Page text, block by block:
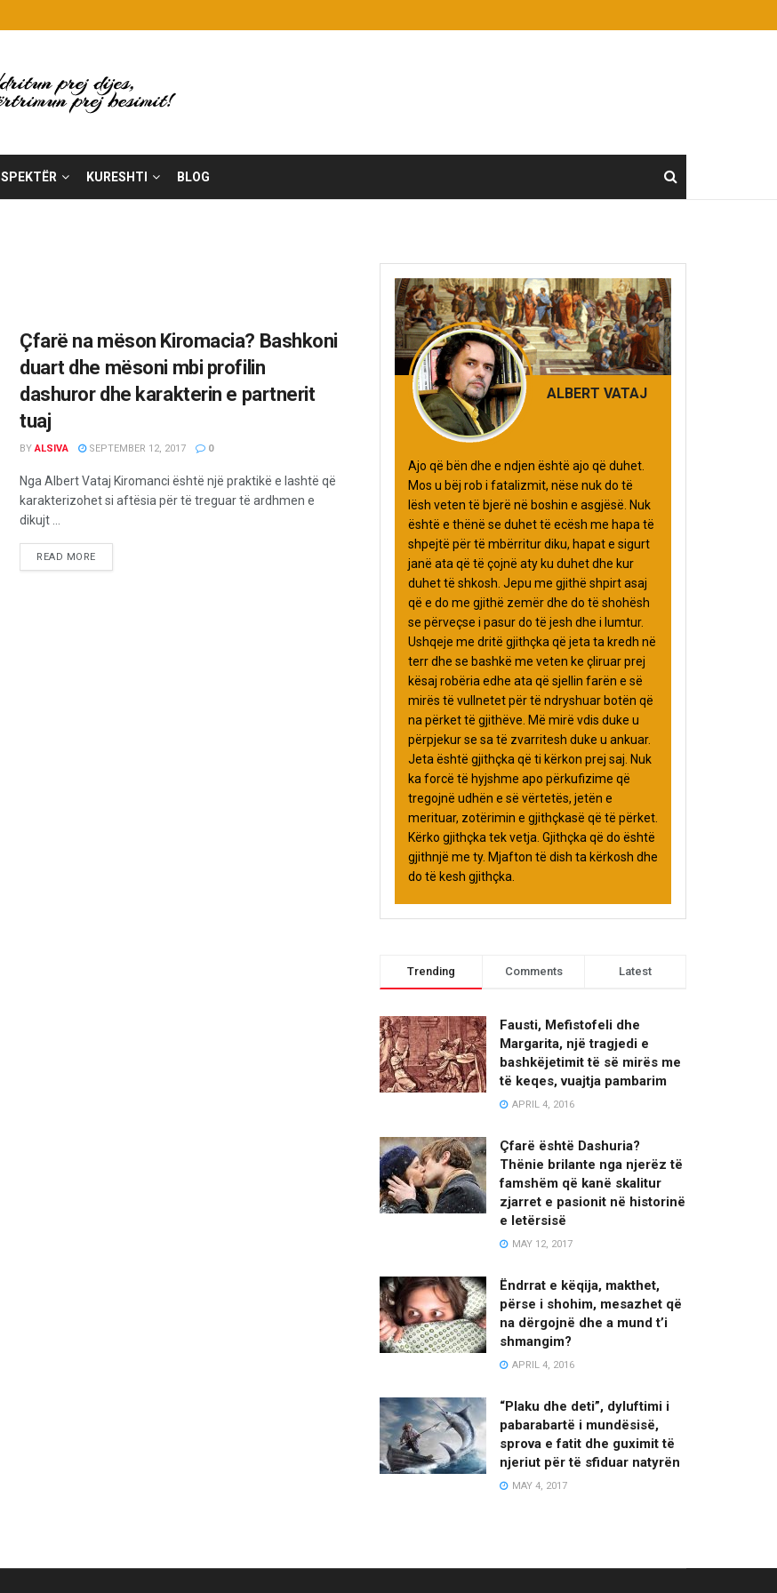
SPEKTËR KURESHTI BLOG
Çfarë na mëson Kiromacia? Bashkoni
duart dhe mësoni mbi profilin
dashuror dhe karakterin e partnerit
tuaj
BY ALSIVA SEPTEMBER 12, 2017 0
Nga Albert Vataj Kiromanci është një praktikë e lashtë që
karakterizohet si aftësia për të treguar të ardhmen e
dikujt ...
READ MORE
ALBERT VATAJ
Ajo që bën dhe e ndjen është ajo që duhet.
Mos u bëj rob i fatalizmit, nëse nuk do të
lësh veten të bjerë në boshin e asgjësë. Nuk
është e thënë se duhet të ecësh me hapa të
shpejtë për të mbërritur diku, hapat e sigurt
janë ata që të çojnë aty ku duhet dhe kur
duhet të shkosh. Jepu me gjithë shpirt asaj
që e do me gjithë zemër dhe do të shohësh
se përveçse i pasur do të jesh dhe i lumtur.
Ushqeje me dritë gjithçka që jeta ta kredh në
terr dhe se bashkë me veten ke çliruar prej
kësaj robëria edhe ata që sjellin farën e së
mirës të vullnetet për të ndryshuar botën që
na përket të gjithëve. Më mirë vdis duke u
përpjekur se sa të zvarritesh duke u ankuar.
Jeta është gjithçka që ti kërkon prej saj. Nuk
ka forcë të hyjshme apo përkufizime që
tregojnë udhën e së vërtetës, jetën e
merituar, zotërimin e gjithçkasë që të përket.
Kërko gjithçka tek vetja. Gjithçka që do është
gjithnjë me ty. Mjafton të dish ta kërkosh dhe
do të kesh gjithçka.
Trending Comments Latest
Fausti, Mefistofeli dhe
Margarita, një tragjedi e
bashkëjetimit të së mirës me
të keqes, vuajtja pambarim
APRIL 4, 2016
Çfarë është Dashuria?
Thënie brilante nga njerëz të
famshëm që kanë skalitur
zjarret e pasionit në historinë
e letërsisë
MAY 12, 2017
Ëndrrat e këqija, makthet,
përse i shohim, mesazhet që
na dërgojnë dhe a mund t’i
shmangim?
APRIL 4, 2016
“Plaku dhe deti”, dyluftimi i
pabarabartë i mundësisë,
sprova e fatit dhe guximit të
njeriut për të sfiduar natyrën
MAY 4, 2017